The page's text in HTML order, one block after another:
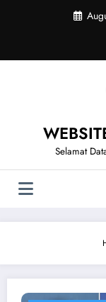
Selamat